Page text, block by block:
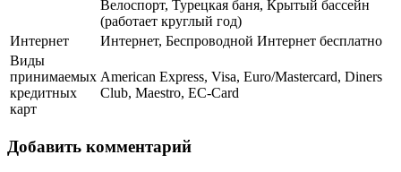
Велоспорт, Турецкая баня, Крытый бассейн
(работает круглый год)
Интернет
Интернет, Беспроводной Интернет бесплатно
Виды
принимаемых
кредитных
карт
American Express, Visa, Euro/Mastercard, Diners
Club, Maestro, EC-Card
Добавить комментарий